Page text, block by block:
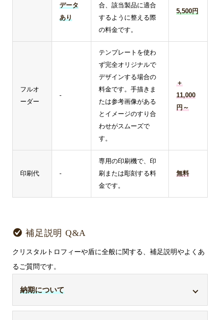
データ
あり
合、該当製品に適合
するように整える際
の料金です。
5,500円
フルオ
ーダー
-
テンプレートを使わ
ず完全オリジナルで
デザインする場合の
料金です。手描きま
たは参考画像がある
とイメージのすり合
わせがスムーズで
す。
＋
11,000
円～
印刷代 -
専用の印刷機で、印
刷または彫刻する料
金です。
無料
補足説明 Q&A
クリスタルトロフィーや盾に全般に関する、補足説明やよくあ
るご質問です。
納期について
デザイン校了後、約3～4週間です。